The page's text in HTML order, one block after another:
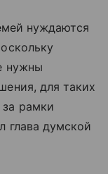
нуждаются
нужны
для таких
рамки
глава думской